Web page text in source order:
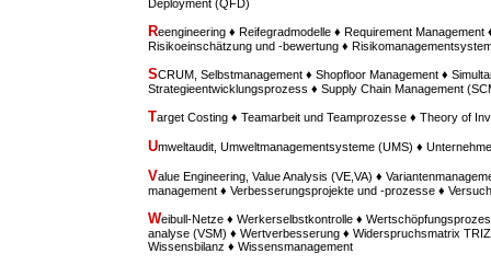
Deployment (QFD)
Reengineering ♦ Reifegradmodelle ♦ Requirement
Risikoeinschätzung und -bewertung ♦
SCRUM, Selbstmanagement ♦ Shopfloor Management ♦
Strategieentwicklungsprozess ♦ Supply Chain Management
Target Costing ♦ Teamarbeit und Teamprozesse ♦ Theory of
Umweltaudit, Umweltmanagementsysteme (UMS) ♦
Value Engineering, Value Analysis (VE,VA) ♦
management ♦ Verbesserungsprojekte und -prozesse ♦
Weibull-Netze ♦ Werkerselbstkontrolle ♦
analyse (VSM) ♦ Wertverbesserung ♦ Widerspruchsmatrix
Wissensbilanz ♦ Wissensmanagement